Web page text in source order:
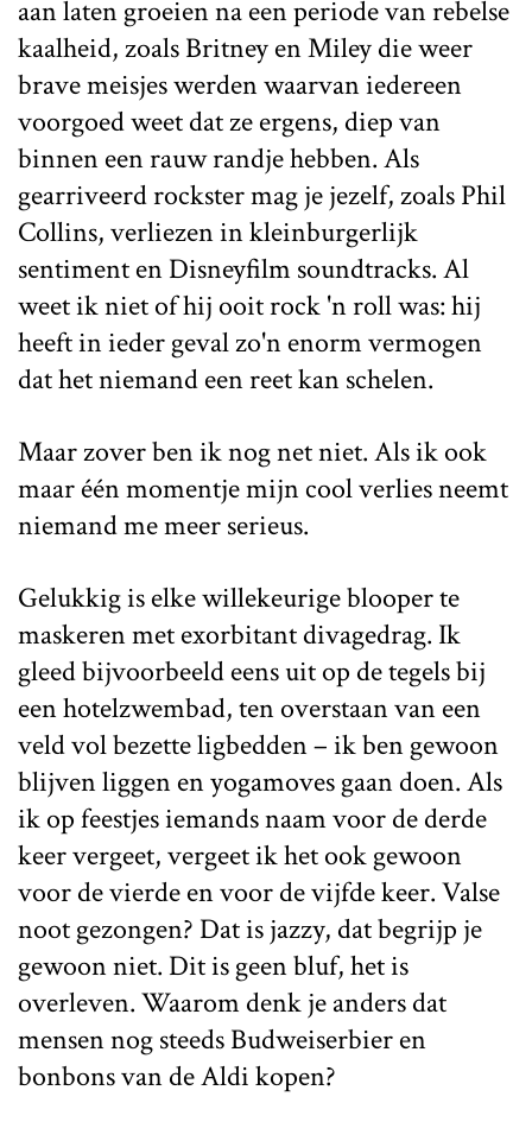
aan laten groeien na een periode van rebelse
kaalheid, zoals Britney en Miley die weer
brave meisjes werden waarvan iedereen
voorgoed weet dat ze ergens, diep van
binnen een rauw randje hebben. Als
gearriveerd rockster mag je jezelf, zoals Phil
Collins, verliezen in kleinburgerlijk
sentiment en Disneyfilm soundtracks. Al
weet ik niet of hij ooit rock 'n roll was: hij
heeft in ieder geval zo'n enorm vermogen
dat het niemand een reet kan schelen.
Maar zover ben ik nog net niet. Als ik ook
maar één momentje mijn cool verlies neemt
niemand me meer serieus.
Gelukkig is elke willekeurige blooper te
maskeren met exorbitant divagedrag. Ik
gleed bijvoorbeeld eens uit op de tegels bij
een hotelzwembad, ten overstaan van een
veld vol bezette ligbedden – ik ben gewoon
blijven liggen en yogamoves gaan doen. Als
ik op feestjes iemands naam voor de derde
keer vergeet, vergeet ik het ook gewoon
voor de vierde en voor de vijfde keer. Valse
noot gezongen? Dat is jazzy, dat begrijp je
gewoon niet. Dit is geen bluf, het is
overleven. Waarom denk je anders dat
mensen nog steeds Budweiserbier en
bonbons van de Aldi kopen?